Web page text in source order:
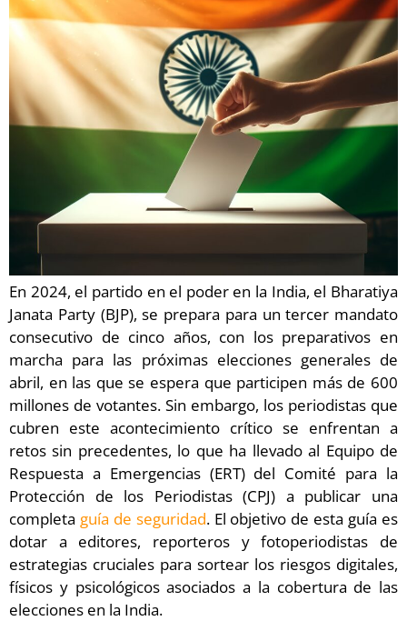
En 2024, el partido en el poder en la India, el Bharatiya
Janata Party (BJP), se prepara para un tercer mandato
consecutivo de cinco años, con los preparativos en
marcha para las próximas elecciones generales de
abril, en las que se espera que participen más de 600
millones de votantes. Sin embargo, los periodistas que
cubren este acontecimiento crítico se enfrentan a
retos sin precedentes, lo que ha llevado al Equipo de
Respuesta a Emergencias (ERT) del Comité para la
Protección de los Periodistas (CPJ) a publicar una
completa guía de seguridad. El objetivo de esta guía es
dotar a editores, reporteros y fotoperiodistas de
estrategias cruciales para sortear los riesgos digitales,
físicos y psicológicos asociados a la cobertura de las
elecciones en la India.